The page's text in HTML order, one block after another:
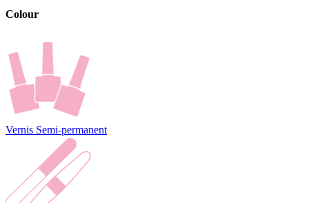
Colour
Vernis Semi-permanent